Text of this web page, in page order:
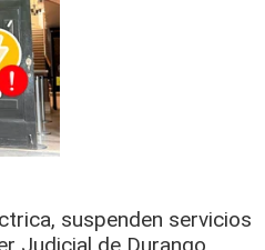
suspenden servicios